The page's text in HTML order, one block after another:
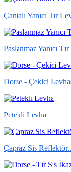
Çantalı Yanıcı Tır
Paslanmaz Yanıcı
Dorse - Çekici
Petekli Levha
Çapraz Sis